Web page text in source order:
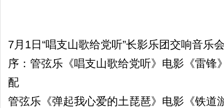
7月1日“唱支山歌给党听”长影乐团交响音乐
序：管弦乐《唱支山歌给党听》电影《雷锋
配
管弦乐《弹起我心爱的土琵琶》电影《铁道